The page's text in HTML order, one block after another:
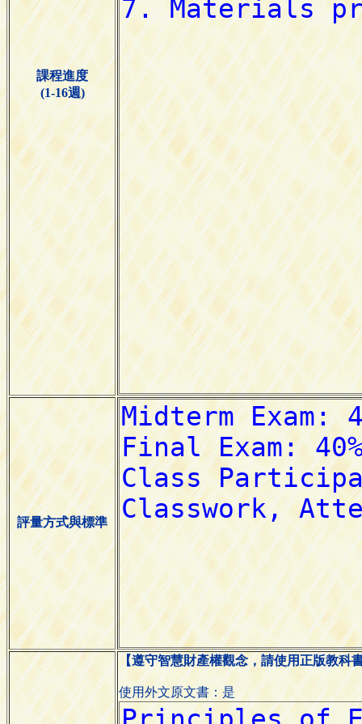
課程進度
(1-16週)
評量方式與標準
【遵守智慧財產權觀念，請使用正版教科
使用外文原文書：是